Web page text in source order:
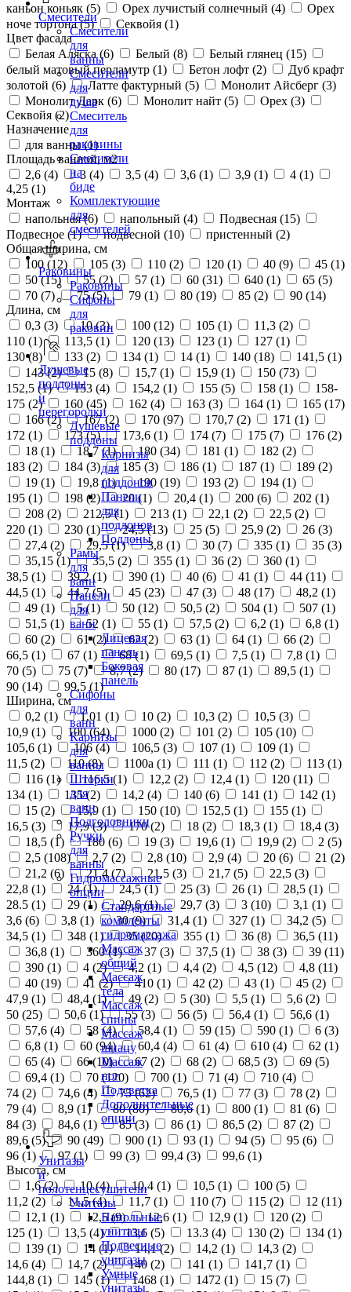
Смесители
Смесители
для
ванны
Смесители
для
душа
Смеситель
для
раковины
Смесители
на
биде
Комплектующие
для
смесителей
Раковины
Раковины
Сифоны
для
раковин
Душевые
поддоны
и
перегородки
Душевые
поддоны
Карнизы
для
поддонов
Панели
для
поддонов
Поддоны
Рамы
для
ванн
Панели
для
ванн
Лицевая
панель
Боковая
панель
Сифоны
для
ванн
Карнизы
для
ванны
Шторки
для
ванн
Подголовники
Ручки
для
ванны
Гидромассажные
опции
Стандартные
комплекты
гидромассажа
Массаж
общий
Массаж
тела
Массаж
спины
Массаж
шиацу
Массаж
ног
Подсветка
Дополнительные
опции
Унитазы
и
полотенцесушители
Унитазы
Напольные
унитазы
Подвесные
унитазы
Умные
унитазы
каньон коньяк (5) Орех лучистый солнечный (4)
Орех
ноче тортона (5) Секвойя (1)
Цвет фасада
Белая Аляска (6) Белый (8) Белый глянец (15)
белый матовый перламутр (1) Бетон лофт (2)
Дуб крафт
золотой (6) Латте фактурный (5) Монолит Айсберг (3)
Монолит Дарк (6) Монолит найт (5) Орех (3)
Секвойя (2)
Назначение
для ванны (1)
Площадь ванной, м2
2,6 (4) 3 (4) 3,5 (4) 3,6 (1) 3,9 (1) 4 (1)
4,25 (1)
Монтаж
напольная (6) напольный (4) Подвесная (15)
Подвесное (1) подвесной (10) пристенный (2)
Общая ширина, см
100 (12) 105 (3) 110 (2) 120 (1) 40 (9) 45 (1)
50 (15) 55 (2) 57 (1) 60 (31) 640 (1) 65 (5)
70 (7) 75 (5) 79 (1) 80 (19) 85 (2) 90 (14)
Длина, см
0,3 (3) 10 (3) 100 (12) 105 (1) 11,3 (2)
110 (1) 113,5 (1) 120 (13) 123 (1) 127 (1)
130 (8) 133 (2) 134 (1) 14 (1) 140 (18) 141,5 (1)
143 (2) 15 (8) 15,7 (1) 15,9 (1) 150 (73)
152,5 (1) 153 (4) 154,2 (1) 155 (5) 158 (1)
158-
175 (2) 160 (45) 162 (4) 163 (3) 164 (1) 165 (17)
166 (2) 167 (2) 170 (97) 170,7 (2) 171 (1)
172 (1) 173 (5) 173,6 (1) 174 (7) 175 (7) 176 (2)
18 (1) 18,7 (1) 180 (34) 181 (1) 182 (2)
183 (2) 184 (3) 185 (3) 186 (1) 187 (1) 189 (2)
19 (1) 19,8 (1) 190 (19) 193 (2) 194 (1)
195 (1) 198 (2) 20 (1) 20,4 (1) 200 (6) 202 (1)
208 (2) 212,5 (1) 213 (1) 22,1 (2) 22,5 (2)
220 (1) 230 (1) 24,5 (13) 25 (5) 25,9 (2) 26 (3)
27,4 (2) 29,5 (1) 3,8 (1) 30 (7) 335 (1) 35 (3)
35,15 (1) 35,5 (2) 355 (1) 36 (2) 360 (1)
38,5 (1) 39,2 (1) 390 (1) 40 (6) 41 (1) 44 (11)
44,5 (1) 44,7 (5) 45 (23) 47 (3) 48 (17) 48,2 (1)
49 (1) 5 (1) 50 (12) 50,5 (2) 504 (1) 507 (1)
51,5 (1) 52 (1) 55 (1) 57,5 (2) 6,2 (1) 6,8 (1)
60 (2) 61 (2) 62 (2) 63 (1) 64 (1) 66 (2)
66,5 (1) 67 (1) 68 (1) 69,5 (1) 7,5 (1) 7,8 (1)
70 (5) 75 (7) 8,7 (2) 80 (17) 87 (1) 89,5 (1)
90 (14) 99,5 (1)
Ширина, см
0,2 (1) 1,01 (1) 10 (2) 10,3 (2) 10,5 (3)
10,9 (1) 100 (64) 1000 (2) 101 (2) 105 (10)
105,6 (1) 106 (4) 106,5 (3) 107 (1) 109 (1)
11,5 (2) 110 (8) 1100а (1) 111 (1) 112 (2) 113 (1)
116 (1) 116,5 (1) 12,2 (2) 12,4 (1) 120 (11)
134 (1) 135 (2) 14,2 (4) 140 (6) 141 (1) 142 (1)
15 (2) 15,9 (1) 150 (10) 152,5 (1) 155 (1)
16,5 (3) 17,9 (3) 170 (2) 18 (2) 18,3 (1) 18,4 (3)
18,5 (1) 180 (6) 19 (3) 19,6 (1) 19,9 (2) 2 (5)
2,5 (108) 2,7 (2) 2,8 (10) 2,9 (4) 20 (6) 21 (2)
21,2 (6) 21,4 (7) 21,5 (3) 21,7 (5) 22,5 (3)
22,8 (1) 24 (1) 24,5 (1) 25 (3) 26 (1) 28,5 (1)
28.5 (1) 29 (1) 29,6 (1) 29,7 (3) 3 (10) 3,1 (1)
3,6 (6) 3,8 (1) 30 (9) 31,4 (1) 327 (1) 34,2 (5)
34,5 (1) 348 (1) 35 (20) 355 (1) 36 (8) 36,5 (11)
36,8 (1) 360 (1) 37 (3) 37,5 (1) 38 (3) 39 (11)
390 (1) 4 (2) 4,2 (1) 4,4 (2) 4,5 (12) 4,8 (11)
40 (19) 41 (2) 410 (1) 42 (2) 43 (1) 45 (2)
47,9 (1) 48,4 (1) 49 (2) 5 (30) 5,5 (1) 5,6 (2)
50 (25) 50,6 (1) 55 (3) 56 (5) 56,4 (1) 56,6 (1)
57,6 (4) 58 (4) 58,4 (1) 59 (15) 590 (1) 6 (3)
6,8 (1) 60 (94) 60,4 (4) 61 (4) 610 (4) 62 (1)
65 (4) 66 (10) 67 (2) 68 (2) 68,5 (3) 69 (5)
69,4 (1) 70 (120) 700 (1) 71 (4) 710 (4)
74 (2) 74,6 (4) 75 (62) 76,5 (1) 77 (3) 78 (2)
79 (4) 8,9 (1) 80 (80) 80,6 (1) 800 (1) 81 (6)
84 (3) 84,6 (1) 85 (3) 86 (1) 86,5 (2) 87 (2)
89,6 (5) 90 (49) 900 (1) 93 (1) 94 (5) 95 (6)
96 (1) 97 (1) 99 (3) 99,4 (3) 99,6 (1)
Высота, см
1,6 (2) 10 (4) 10,4 (1) 10,5 (1) 100 (5)
11,2 (2) 11,5 (4) 11,7 (1) 110 (7) 115 (2) 12 (11)
12,1 (1) 12,5 (9) 12,6 (1) 12,9 (1) 120 (2)
125 (1) 13,5 (4) 13,6 (5) 13.3 (4) 130 (2) 134 (1)
139 (1) 14 (1) 14,1 (2) 14,2 (1) 14,3 (2)
14,6 (4) 14,7 (2) 140 (2) 141 (1) 141,7 (1)
144,8 (1) 145 (1) 1468 (1) 1472 (1) 15 (7)